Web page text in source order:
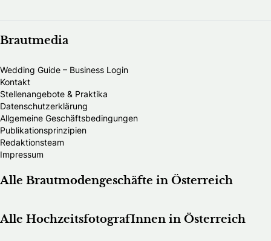
Brautmedia
Wedding Guide – Business Login
Kontakt
Stellenangebote & Praktika
Datenschutzerklärung
Allgemeine Geschäftsbedingungen
Publikationsprinzipien
Redaktionsteam
Impressum
Alle Brautmodengeschäfte in Österreich
Alle HochzeitsfotografInnen in Österreich